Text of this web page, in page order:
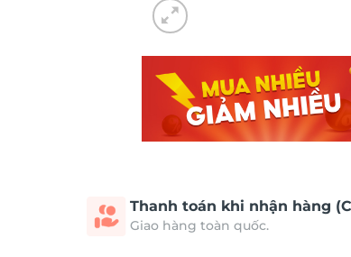
Thanh toán khi nhận hàng
Giao hàng toàn quốc.